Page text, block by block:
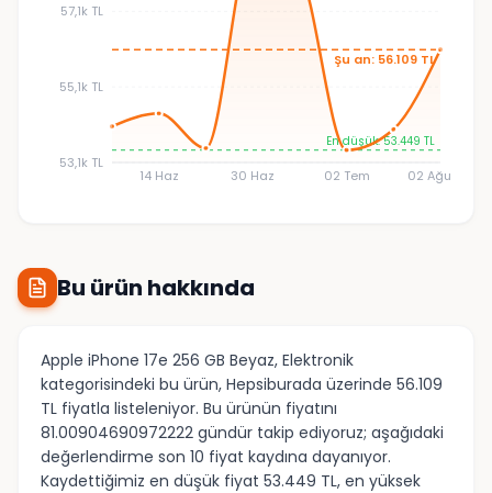
14 Haz 30 Haz 02 Tem 02 Ağu
53,1k TL
55,1k TL
57,1k TL
Şu an: 56.109 TL
En düşük: 53.449 TL
Bu ürün hakkında
Apple iPhone 17e 256 GB Beyaz, Elektronik
kategorisindeki bu ürün, Hepsiburada üzerinde 56.109
TL fiyatla listeleniyor. Bu ürünün fiyatını
81.00904690972222 gündür takip ediyoruz; aşağıdaki
değerlendirme son 10 fiyat kaydına dayanıyor.
Kaydettiğimiz en düşük fiyat 53.449 TL, en yüksek